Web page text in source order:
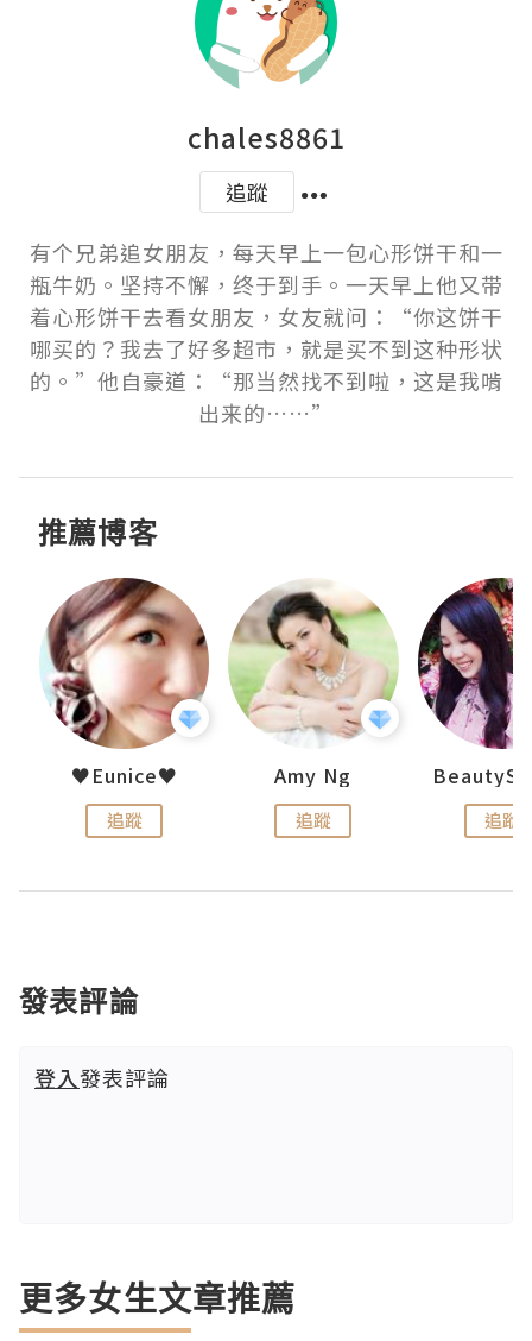
chales8861
追蹤
有个兄弟追女朋友，每天早上一包心形饼干和一
瓶牛奶。坚持不懈，终于到手。一天早上他又带
着心形饼干去看女朋友，女友就问：“你这饼干
哪买的？我去了好多超市，就是买不到这种形状
的。”他自豪道：“那当然找不到啦，这是我啃
出来的……”
推薦博客
♥Eunice♥
追蹤
Amy Ng
追蹤 追蹤
發表評論
登入發表評論
更多女生文章推薦